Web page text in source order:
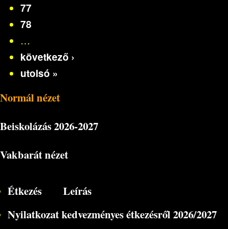
77
78
…
következő ›
utolsó »
Normál nézet
Beiskolázás2026-2027
Vakbarát nézet
Étkezés
Leírás
Nyilatkozat kedvezményes étkezésről 2026/2027